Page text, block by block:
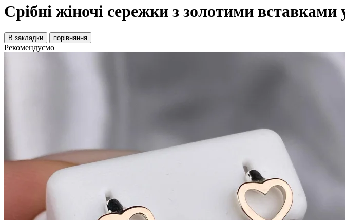
Срібні жіночі сережки з золотими вставками
В закладки порівняння
Рекомендуємо